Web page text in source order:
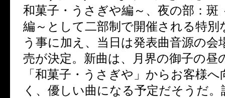
和菓子・うさぎや編～、夜の部：斑
編～として二部制で開催される特別
う事に加え、当日は発表曲音源の会
売が決定。新曲は、月界の御子の昼
「和菓子・うさぎや」からお客様
く、優しい曲になる予定だそうだ。